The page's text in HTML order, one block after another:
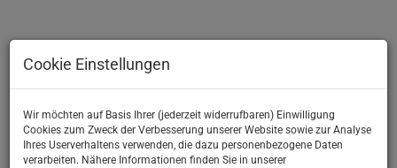
Cookie Einstellungen
Wir möchten auf Basis Ihrer (jederzeit widerrufbaren) Einwilligung
Cookies zum Zweck der Verbesserung unserer Website sowie zur Analyse
Ihres Userverhaltens verwenden, die dazu personenbezogene Daten
verarbeiten. Nähere Informationen finden Sie in unserer